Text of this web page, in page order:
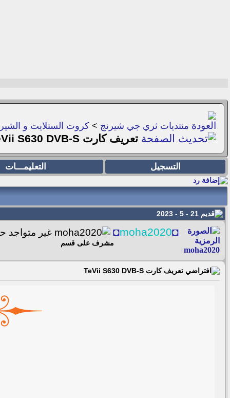
منتديات ثري جي شيرنج > كروت الستلايت و
تعريف كارت TeVii S630 DVB-S
التسجيل التعليمـــات
◘
moha2020
◘
مشرف على قسم
تعريف كارت TeVii S630 DVB-S